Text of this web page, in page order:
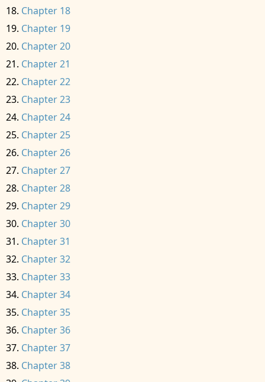
Chapter 18
Chapter 19
Chapter 20
Chapter 21
Chapter 22
Chapter 23
Chapter 24
Chapter 25
Chapter 26
Chapter 27
Chapter 28
Chapter 29
Chapter 30
Chapter 31
Chapter 32
Chapter 33
Chapter 34
Chapter 35
Chapter 36
Chapter 37
Chapter 38